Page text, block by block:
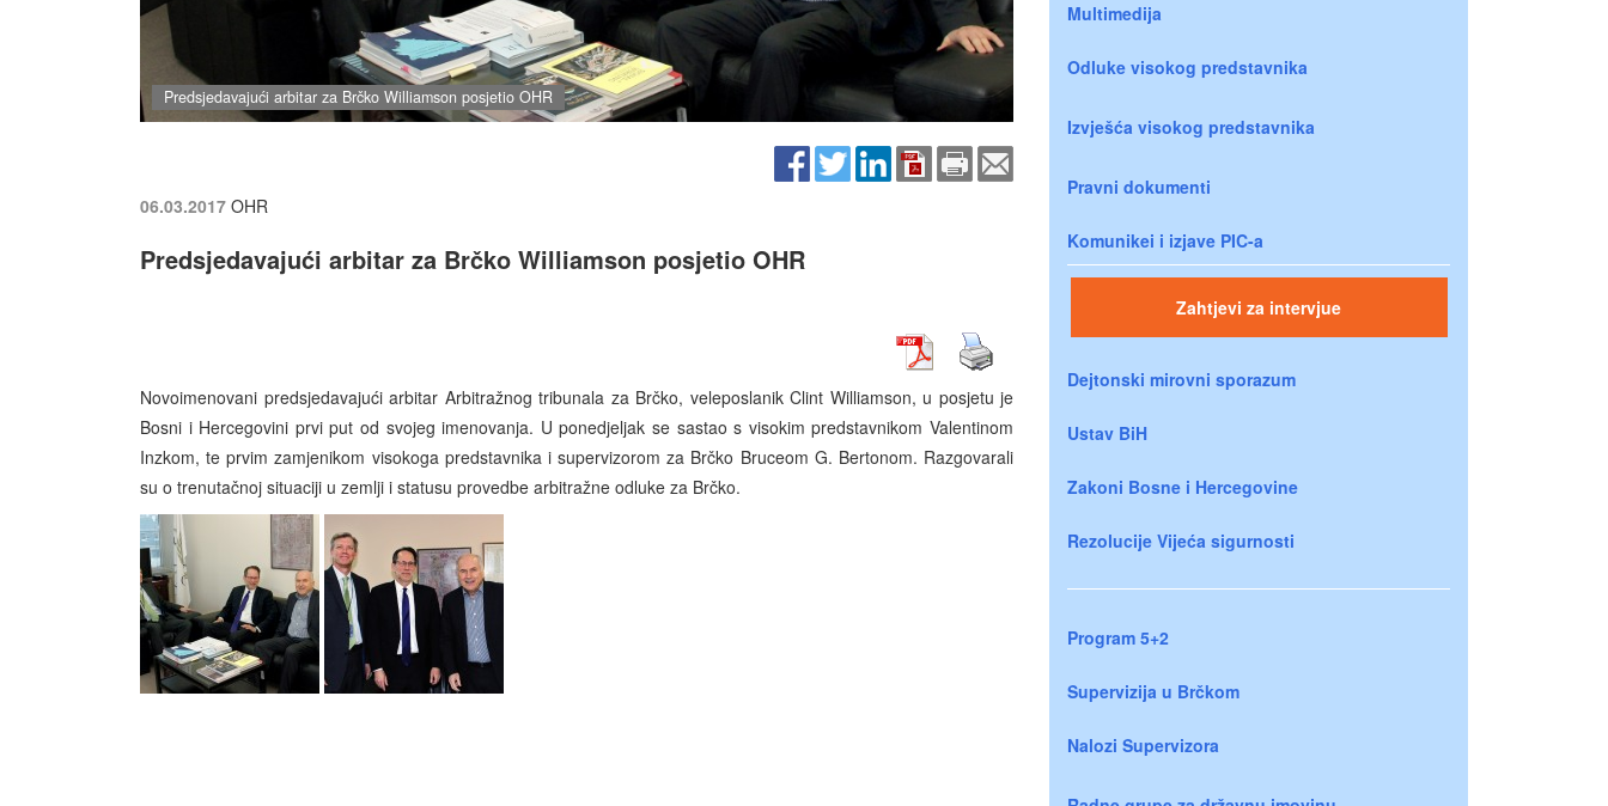
Predsjedavajući arbitar za Brčko Williamson posjetio OHR
06.03.2017 OHR
Predsjedavajući arbitar za Brčko Williamson posjetio OHR
Novoimenovani predsjedavajući arbitar Arbitražnog tribunala za Brčko, veleposlanik Clint Williamson, u posjetu je
Bosni i Hercegovini prvi put od svojeg imenovanja. U ponedjeljak se sastao s visokim predstavnikom Valentinom
Inzkom, te prvim zamjenikom visokoga predstavnika i supervizorom za Brčko Bruceom G. Bertonom. Razgovarali
su o trenutačnoj situaciji u zemlji i statusu provedbe arbitražne odluke za Brčko.
Multimedija
Odluke visokog predstavnika
Izvješća visokog predstavnika
Pravni dokumenti
Komunikei i izjave PIC-a
Zahtjevi za intervjue
Dejtonski mirovni sporazum
Ustav BiH
Zakoni Bosne i Hercegovine
Rezolucije Vijeća sigurnosti
Program 5+2
Supervizija u Brčkom
Nalozi Supervizora